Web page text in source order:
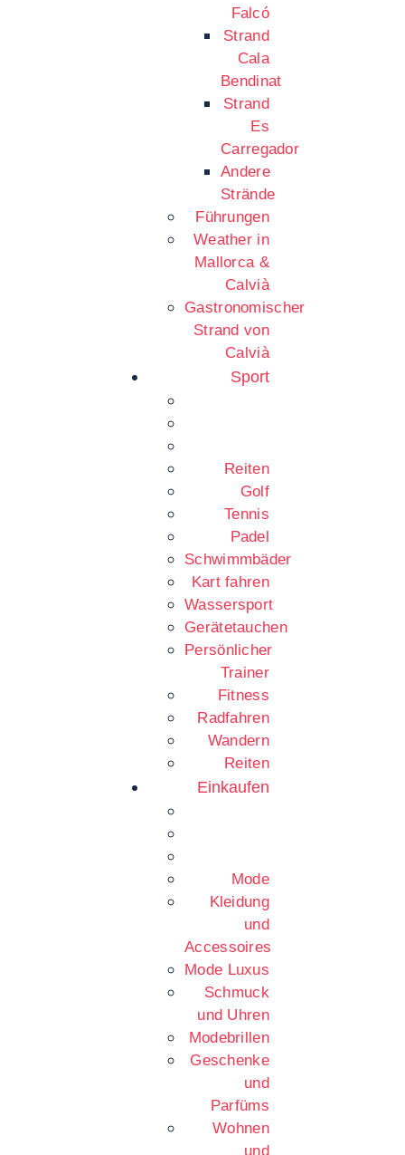
Falcó
Strand
Cala
Bendinat
Strand
Es
Carregador
Andere
Strände
Führungen
Weather in
Mallorca &
Calvià
Gastronomischer
Strand von
Calvià
Sport
Reiten
Golf
Tennis
Padel
Schwimmbäder
Kart fahren
Wassersport
Gerätetauchen
Persönlicher
Trainer
Fitness
Radfahren
Wandern
Reiten
Einkaufen
Mode
Kleidung
und
Accessoires
Mode Luxus
Schmuck
und Uhren
Modebrillen
Geschenke
und
Parfüms
Wohnen
und